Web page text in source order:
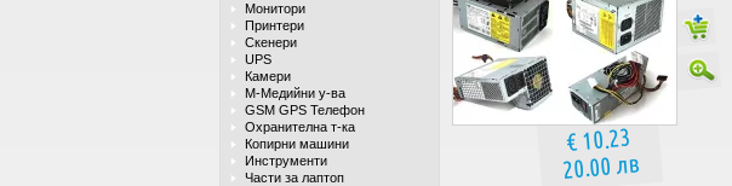
Монитори
Принтери
Скенери
UPS
Камери
М-Медийни у-ва
GSM GPS Телефон
Охранителна т-ка
Копирни машини
Инструменти
Части за лаптоп
€ 10.23
20.00 лв